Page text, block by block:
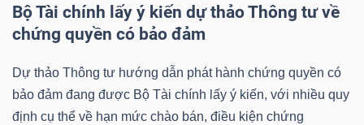
Bộ Tài chính lấy ý kiến dự thảo Thông tư về
chứng quyền có bảo đảm
Dự thảo Thông tư hướng dẫn phát hành chứng quyền có
bảo đảm đang được Bộ Tài chính lấy ý kiến, với nhiều quy
định cụ thể về hạn mức chào bán, điều kiện chứng
CÔNG
NGHỆ
TIN